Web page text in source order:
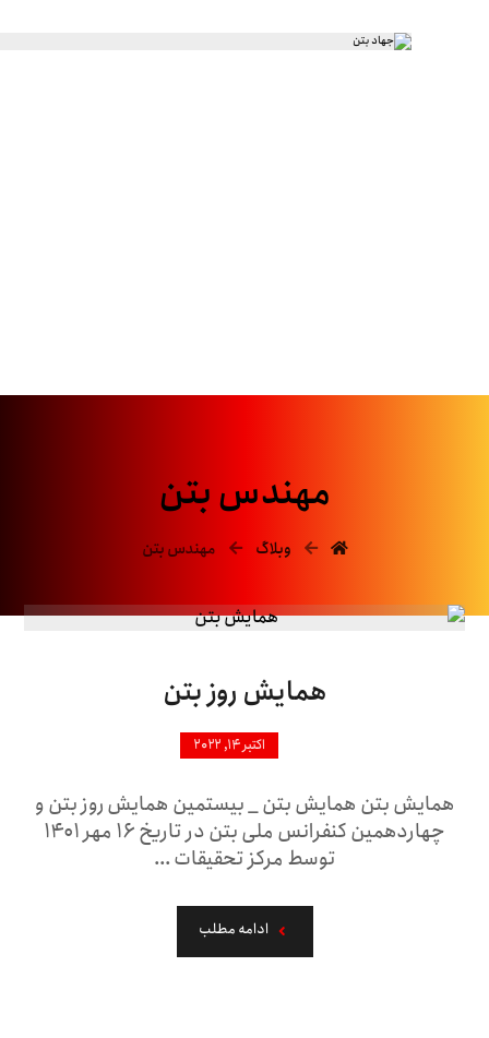
مهندس بتن
وبلاگ مهندس بتن
همایش روز بتن
اکتبر ۱۴, ۲۰۲۲
همایش بتن همایش بتن _ بیستمین همایش روز بتن و
چهاردهمین کنفرانس ملی بتن در تاریخ ۱۶ مهر ۱۴۰۱
توسط مرکز تحقیقات ...
ادامه مطلب